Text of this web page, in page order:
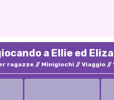
a Ellie ed
ragazze Minigiochi Viaggio